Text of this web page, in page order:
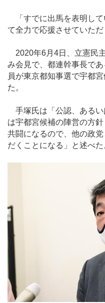
「すでに出馬を表明して
て全力で応援させていただ
2020年6月4日、立憲民
み会見で、都連幹事長で
員が東京都知事選で宇都
た。
手塚氏は「公認、あるい
は宇都宮候補の陣営の方
共闘になるので、他の政
だくことになる」と述べた